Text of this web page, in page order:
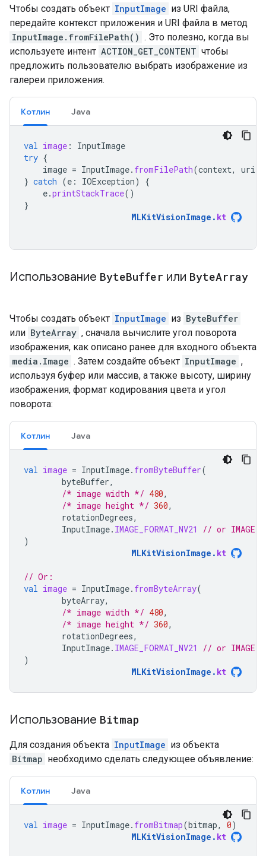
Чтобы создать объект InputImage из URI файла,
передайте контекст приложения и URI файла в метод
InputImage.fromFilePath() . Это полезно, когда вы
используете интент ACTION_GET_CONTENT чтобы
предложить пользователю выбрать изображение из
галереи приложения.
Котлин Java
val image :
InputImage
try {
image = InputImage. fromFilePath(context, uri
} catch (e : IOException)
{
e.printStackTrace()
}
MLKitVisionImage . kt
Использование ByteBuffer или ByteArray
Чтобы создать объект InputImage из ByteBuffer
или ByteArray , сначала вычислите угол поворота
изображения, как описано ранее для входного объекта
media.Image . Затем создайте объект InputImage ,
используя буфер или массив, а также высоту, ширину
изображения, формат кодирования цвета и угол
поворота:
Котлин Java
val image = InputImage. fromByteBuffer(
byteBuffer,
/* image width */ 480,
/* image height */ 360,
rotationDegrees,
InputImage. IMAGE_FORMAT_NV21
// or
)
MLKitVisionImage . kt
// Or:
val image = InputImage. fromByteArray(
byteArray,
/* image width */ 480,
/* image height */ 360,
rotationDegrees,
InputImage. IMAGE_FORMAT_NV21
// or
)
MLKitVisionImage . kt
Использование Bitmap
Для создания объекта InputImage из объекта
Bitmap необходимо сделать следующее объявление:
Котлин Java
val image = InputImage. fromBitmap(bitmap, 0)
MLKitVisionImage . kt